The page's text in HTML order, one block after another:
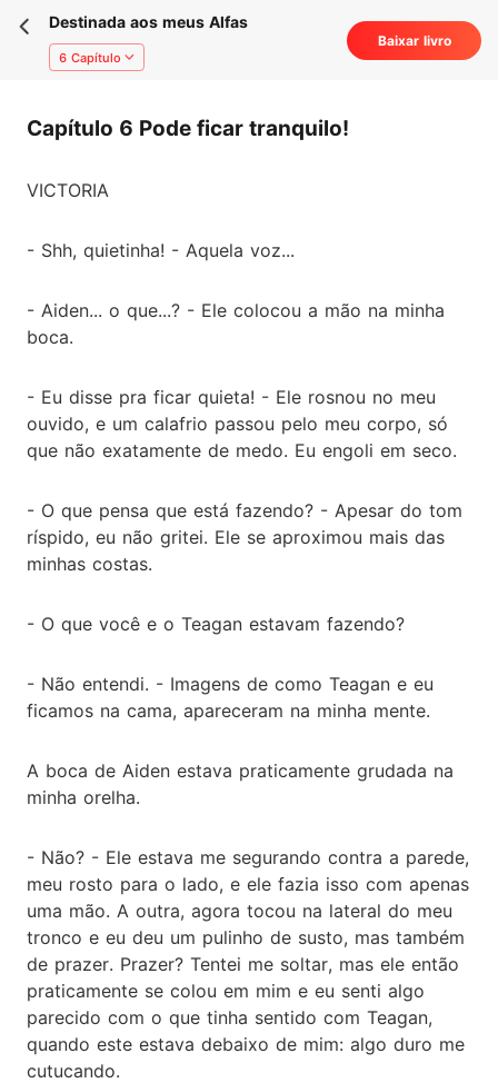
Destinada aos meus Alfas
6 Capítulo
Baixar livro
Capítulo 6 Pode ficar tranquilo!
VICTORIA
- Shh, quietinha! - Aquela voz...
- Aiden... o que...? - Ele colocou a mão na minha
boca.
- Eu disse pra ficar quieta! - Ele rosnou no meu
ouvido, e um calafrio passou pelo meu corpo, só
que não exatamente de medo. Eu engoli em seco.
- O que pensa que está fazendo? - Apesar do tom
ríspido, eu não gritei. Ele se aproximou mais das
minhas costas.
- O que você e o Teagan estavam fazendo?
- Não entendi. - Imagens de como Teagan e eu
ficamos na cama, apareceram na minha mente.
A boca de Aiden estava praticamente grudada na
minha orelha.
- Não? - Ele estava me segurando contra a parede,
meu rosto para o lado, e ele fazia isso com apenas
uma mão. A outra, agora tocou na lateral do meu
tronco e eu deu um pulinho de susto, mas também
de prazer. Prazer? Tentei me soltar, mas ele então
praticamente se colou em mim e eu senti algo
parecido com o que tinha sentido com Teagan,
quando este estava debaixo de mim: algo duro me
cutucando.